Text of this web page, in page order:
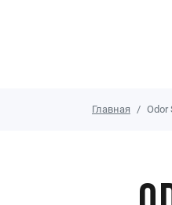
Главная Odor